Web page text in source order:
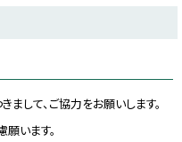
して、ご協力をお願いします。
います。